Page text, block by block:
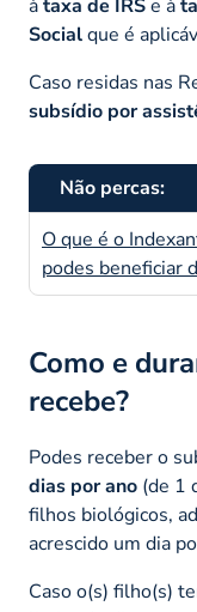
àtaxa de IRSe à
Socialque é
Caso residas nas
subsídio por
Não percas:
O que é o
podes beneficiar
Como e
recebe?
Podes receber o
dias por ano (de 1
filhos biológicos,
acrescido um dia
Caso o(s) filho(s)